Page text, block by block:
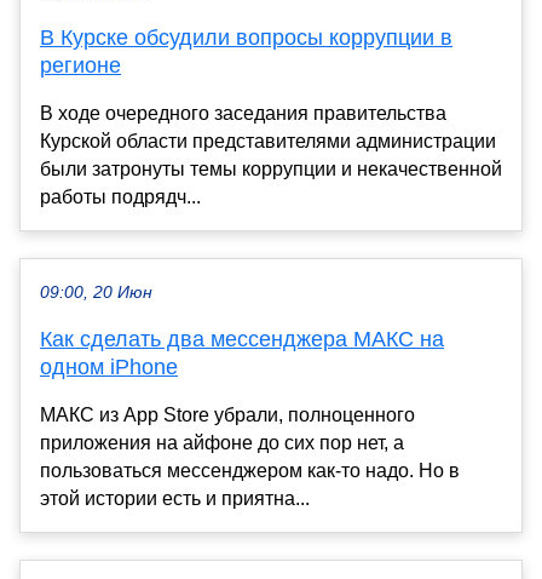
В Курске обсудили вопросы коррупции в
регионе
В ходе очередного заседания правительства
Курской области представителями администрации
были затронуты темы коррупции и некачественной
работы подрядч...
09:00, 20 Июн
Как сделать два мессенджера МАКС на
одном iPhone
МАКС из App Store убрали, полноценного
приложения на айфоне до сих пор нет, а
пользоваться мессенджером как-то надо. Но в
этой истории есть и приятна...